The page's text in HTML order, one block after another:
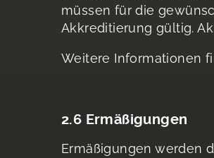
müssen für die
Akkreditierung gültig.
Weitere Informationen
2.6 Ermäßigungen
Ermäßigungen werden